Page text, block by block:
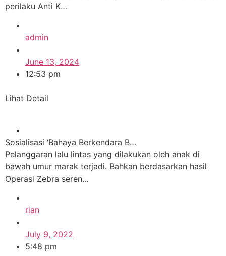
perilaku Anti K…
admin
June 13, 2024
12:53 pm
Lihat Detail
Sosialisasi ‘Bahaya Berkendara B…
Pelanggaran lalu lintas yang dilakukan oleh anak di
bawah umur marak terjadi. Bahkan berdasarkan hasil
Operasi Zebra seren…
rian
July 9, 2022
5:48 pm